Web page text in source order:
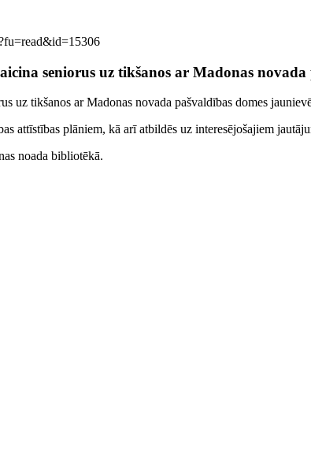
seniorus uz tikšanos ar Madonas
uz tikšanos ar Madonas novada pašvaldības domes
attīstības plāniem, kā arī atbildēs uz interesējošajiem
noada bibliotēkā.